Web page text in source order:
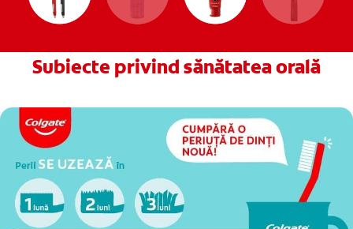
Subiecte privind sănătatea orală